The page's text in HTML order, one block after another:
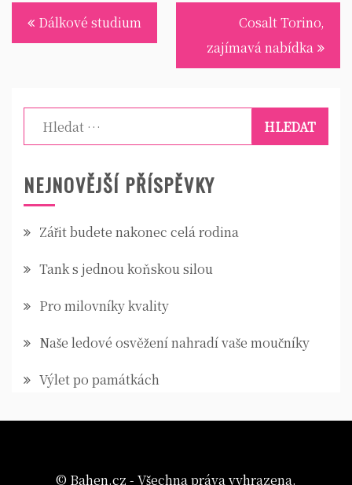
Navigace
pro
Dálkové studium
Cosalt Torino,
zajímavá nabídka
Vyhledávání
NEJNOVĚJŠÍ PŘÍSPĚVKY
Zářit budete nakonec celá rodina
Tank s jednou koňskou silou
Pro milovníky kvality
Naše ledové osvěžení nahradí vaše moučníky
Výlet po památkách
© Bahen.cz - Všechna práva vyhrazena.